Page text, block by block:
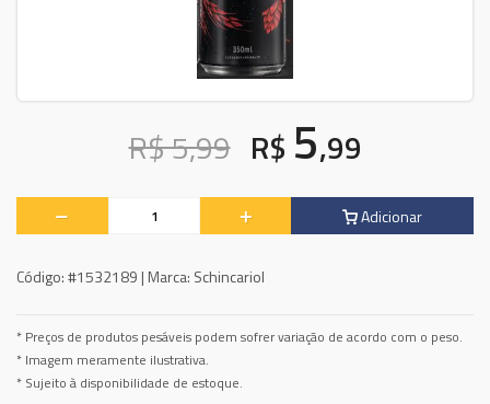
R$ 5,99 R$ 5,99
Adicionar
Código:#1532189 | Marca: Schincariol
* Preços de produtos pesáveis podem sofrer variação de acordo com o peso.
* Imagem meramente ilustrativa.
* Sujeito à disponibilidade de estoque.